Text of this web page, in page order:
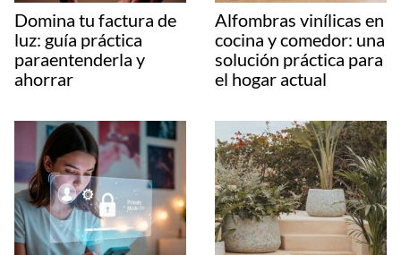
Domina tu factura de
luz: guía práctica
paraentenderla y
ahorrar
Alfombras vinílicas en
cocina y comedor: una
solución práctica para
el hogar actual